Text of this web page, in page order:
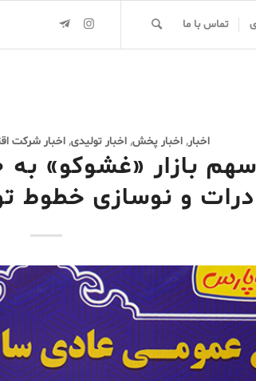
تماس با ما
اخبار,اخبار پخش,اخبار تولیدی,اخبار شرکت
و نوسازی خطوط